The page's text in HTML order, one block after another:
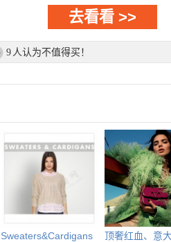
去看看 >>
9 人认为不值得买！
Sweaters&Cardigans
顶奢红血、意